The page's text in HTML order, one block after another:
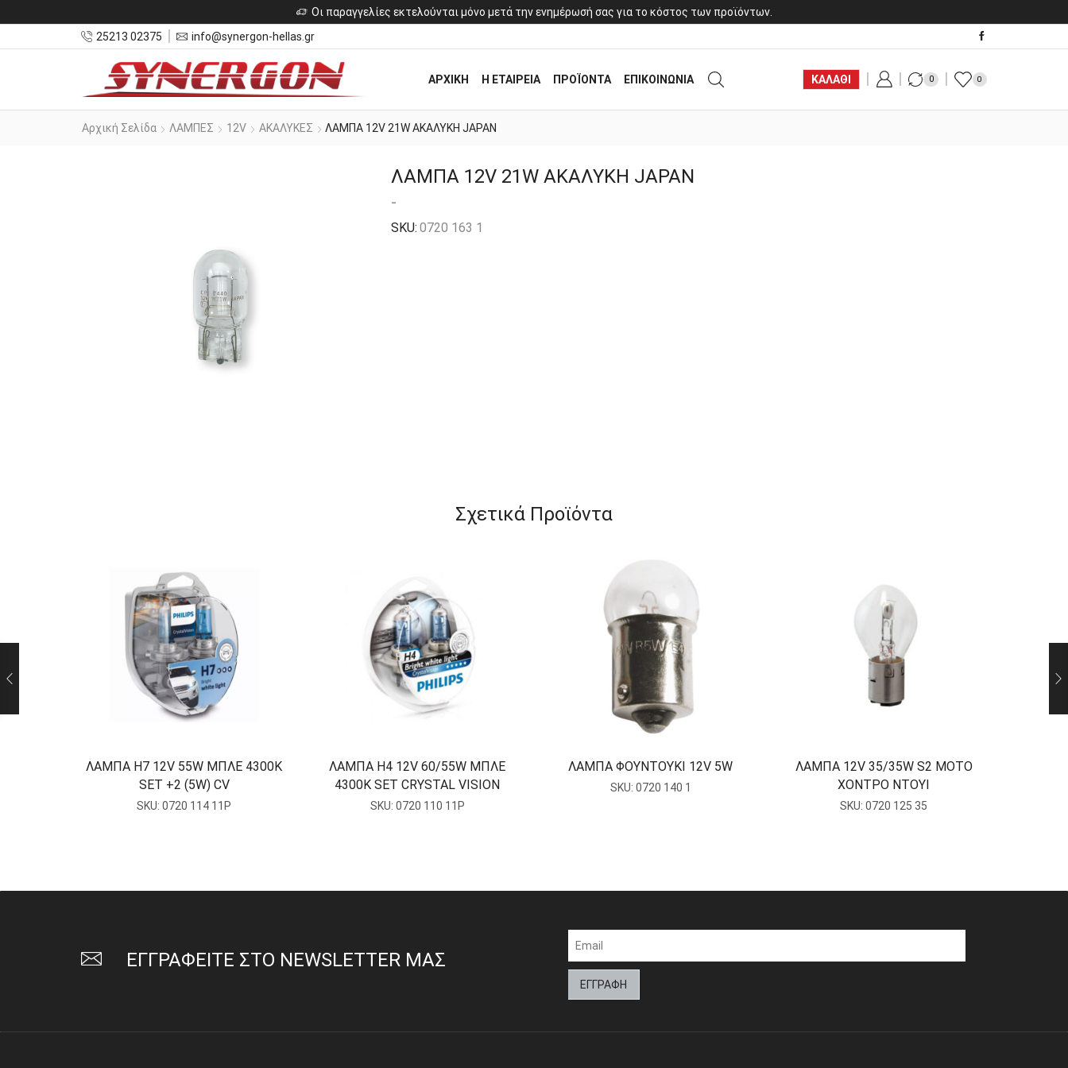
Οι παραγγελίες εκτελούνται μόνο μετά την ενημέρωσή σας για το κόστος των προϊόντων.
25213 02375
info@synergon-hellas.gr
ΑΡΧΙΚΗ Η ΕΤΑΙΡΕΙΑ ΠΡΟΪΟΝΤΑ ΕΠΙΚΟΙΝΩΝΙΑ ΚΑΛΑΘΙ 0 0
Αρχική Σελίδα ΛΑΜΠΕΣ 12V ΑΚΑΛΥΚΕΣ ΛΑΜΠΑ 12V 21W ΑΚΑΛΥΚΗ JAPAN
ΛΑΜΠΑ 12V 21W ΑΚΑΛΥΚΗ JAPAN
-
SKU: 0720 163 1
Σχετικά Προϊόντα
ΛΑΜΠΑ Η7 12V 55W ΜΠΛΕ 4300K
SET +2 (5W) CV
SKU:0720 114 11P
ΛΑΜΠΑ Η4 12V 60/55W ΜΠΛΕ
4300K SET CRYSTAL VISION
SKU: 0720 110 11P
ΛΑΜΠΑ ΦΟΥΝΤΟΥΚΙ 12V 5W
SKU: 0720 140 1
ΛΑΜΠΑ 12V 35/35W S2 MOTO
ΧΟΝΤΡΟ ΝΤΟΥΙ
SKU:0720 125 35
ΕΓΓΡΑΦΕΙΤΕ ΣΤΟ NEWSLETTER ΜΑΣ